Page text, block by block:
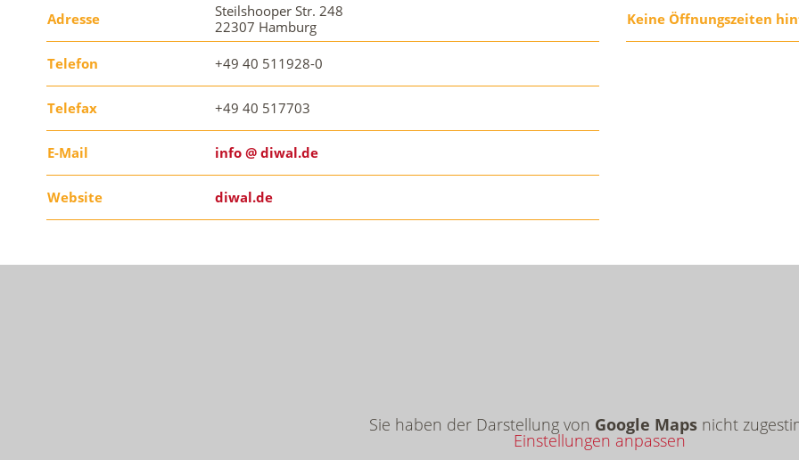
Adresse
Steilshooper Str. 248
22307 Hamburg
Telefon +49 40 511928-0
Telefax +49 40 517703
E-Mail info @ diwal.de
Website diwal.de
Keine Öffnungszeiten
Sie haben der Darstellung von Google Mapsnicht
Einstellungen anpassen